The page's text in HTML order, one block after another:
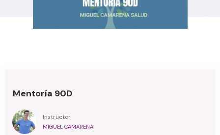
Mentoría 90D
Instructor
MIGUEL CAMARENA